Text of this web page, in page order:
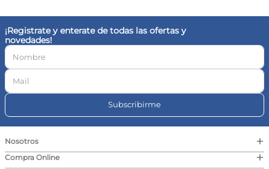
¡Registrate y enterate de todas las ofertas y
novedades!
Subscribirme
Nosotros +
Compra Online
+